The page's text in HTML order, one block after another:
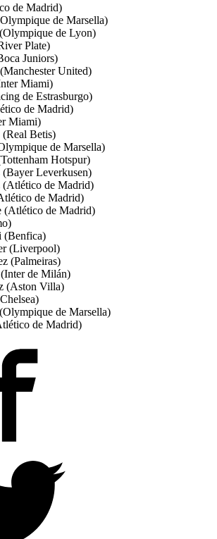
de Madrid)
de Marsella)
de Lyon)
Plate)
Juniors)
United)
Miami)
de Estrasburgo)
de Madrid)
Miami)
Betis)
de Marsella)
Hotspur)
Leverkusen)
(Atlético de Madrid)
de Madrid)
(Atlético de Madrid)
(Benfica)
(Liverpool)
(Palmeiras)
de Milán)
(Aston Villa)
de Marsella)
de Madrid)